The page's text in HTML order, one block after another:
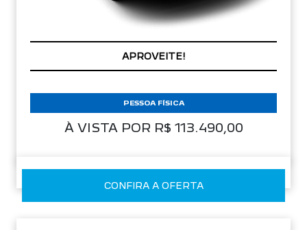
PREÇOS REDUZIDOS
À VISTA POR R$ 113.490,00
PESSOA FÍSICA
CONFIRA A OFERTA